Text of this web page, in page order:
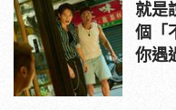
就是
個「
你遇